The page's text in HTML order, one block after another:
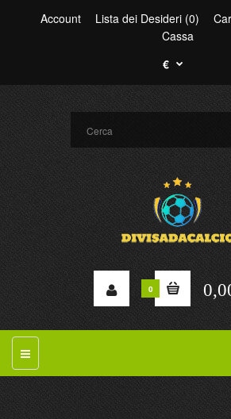
Account Lista dei Desideri (0)
Cassa
€
0